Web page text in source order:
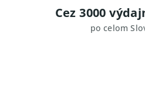
Cez 3000
po celom